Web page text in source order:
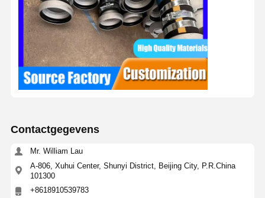
Contactgegevens
Mr. William Lau
A-806, Xuhui Center, Shunyi District, Beijing City, P.R.China
101300
+8618910539783